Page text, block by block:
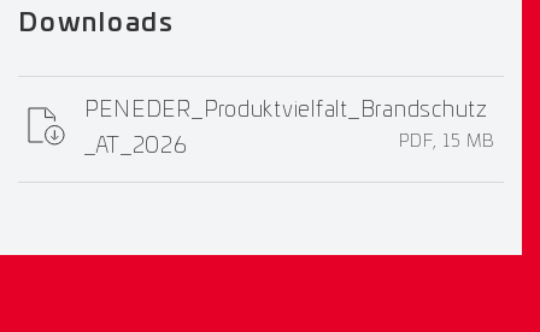
Downloads
PENEDER_Produktvielfalt_Brandschutz
_AT_2026
PDF, 15 MB